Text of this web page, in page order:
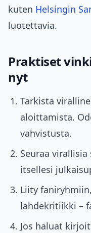
kuten Helsingin
luotettavia.
Praktiset
nyt
Tarkista
aloittamista.
vahvistusta.
Seuraa
itsellesi
Liity
lähdekritiikki –
Jos haluat